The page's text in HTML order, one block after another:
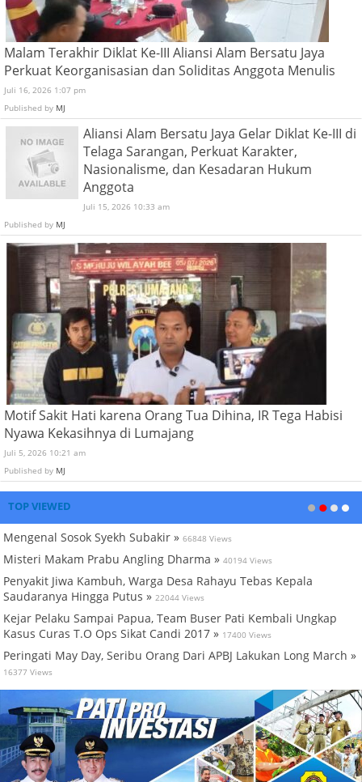
Malam Terakhir Diklat Ke-III Aliansi Alam Bersatu Jaya
Perkuat Keorganisasian dan Soliditas Anggota Menulis
Juli 16, 2026 1:07 pm
Published by MJ
Aliansi Alam Bersatu Jaya Gelar Diklat Ke-III di
Telaga Sarangan, Perkuat Karakter,
Nasionalisme, dan Kesadaran Hukum
Anggota
Juli 15, 2026 10:33 am
Published by MJ
Motif Sakit Hati karena Orang Tua Dihina, IR Tega Habisi
Nyawa Kekasihnya di Lumajang
Juli 5, 2026 10:21 am
Published by MJ
TOP VIEWED
Mengenal Sosok Syekh Subakir » 66848 Views
Misteri Makam Prabu Angling Dharma » 40194 Views
Penyakit Jiwa Kambuh, Warga Desa Rahayu Tebas Kepala
Saudaranya Hingga Putus » 22044 Views
Kejar Pelaku Sampai Papua, Team Buser Pati Kembali Ungkap
Kasus Curas T.O Ops Sikat Candi 2017 » 17400 Views
Peringati May Day, Seribu Orang Dari APBJ Lakukan Long March »
16377 Views